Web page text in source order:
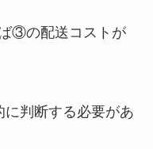
③の配送コストが
判断する必要があ